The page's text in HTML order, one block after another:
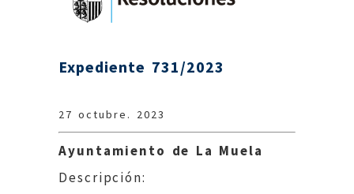
Expediente 731/2023
27 octubre. 2023
Ayuntamiento de La Muela
Descripción: